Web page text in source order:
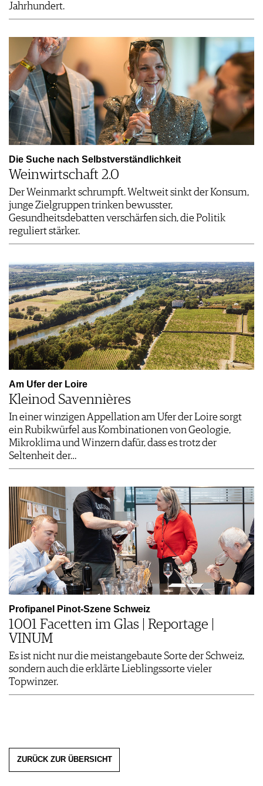
Jahrhundert.
Die Suche nach Selbstverständlichkeit
Weinwirtschaft 2.0
Der Weinmarkt schrumpft. Weltweit sinkt der Konsum,
junge Zielgruppen trinken bewusster,
Gesundheitsdebatten verschärfen sich, die Politik
reguliert stärker.
Am Ufer der Loire
Kleinod Savennières
In einer winzigen Appellation am Ufer der Loire sorgt
ein Rubikwürfel aus Kombinationen von Geologie,
Mikroklima und Winzern dafür, dass es trotz der
Seltenheit der…
Profipanel Pinot-Szene Schweiz
1001 Facetten im Glas | Reportage |
VINUM
Es ist nicht nur die meistangebaute Sorte der Schweiz,
sondern auch die erklärte Lieblingssorte vieler
Topwinzer.
ZURÜCK ZUR ÜBERSICHT